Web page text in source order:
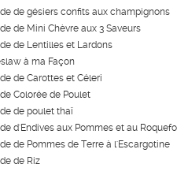
de gésiers confits aux champignons
de Mini Chèvre aux 3 Saveurs
de Lentilles et Lardons
à ma Façon
de Carottes et Céleri
Colorée de Poulet
de poulet thaï
d'Endives aux Pommes et au
de Pommes de Terre à l'Escargotine
de Riz